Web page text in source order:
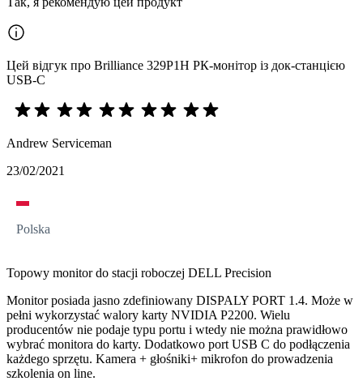
Цей відгук про Brilliance 329P1H РК-монітор із док-станцією
USB-C
Andrew Serviceman
23/02/2021
Polska
Topowy monitor do stacji roboczej DELL Precision
Monitor posiada jasno zdefiniowany DISPALY PORT 1.4. Może w
pełni wykorzystać walory karty NVIDIA P2200. Wielu
producentów nie podaje typu portu i wtedy nie można prawidłowo
wybrać monitora do karty. Dodatkowo port USB C do podłączenia
każdego sprzętu. Kamera + głośniki+ mikrofon do prowadzenia
szkolenia on line.